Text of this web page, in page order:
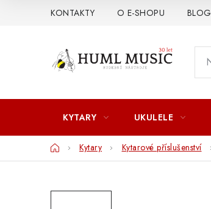
KONTAKTY O E-SHOPU BLOG
KYTARY UKULELE
DomůKytary Kytarové příslušenství